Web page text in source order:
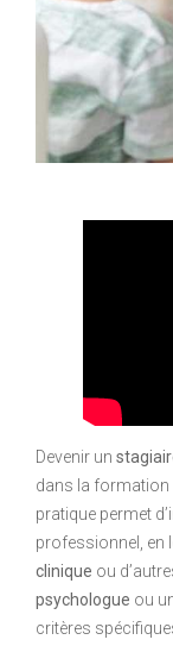
Devenir un
dans la formation
pratique permet
professionnel, en
clinique ou
psychologue ou
critères